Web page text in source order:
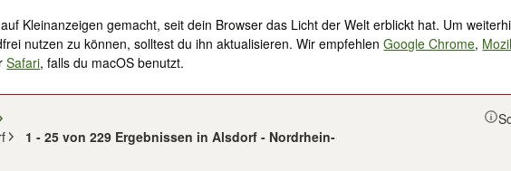
Kleinanzeigen gemacht, seit dein Browser das Licht der Welt erblickt hat. Um
nutzen zu können, solltest du ihn aktualisieren. Wir empfehlenGoogle Chrome,
Safari, falls du macOS benutzt.
1 - 25 von 229 Ergebnissen in Alsdorf - Nordrhein-